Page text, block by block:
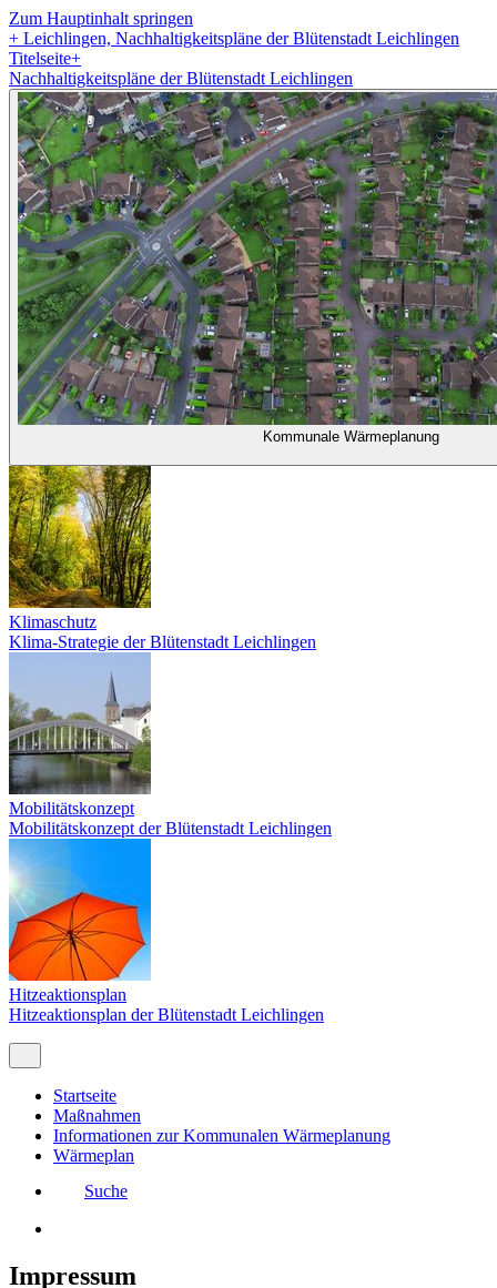
Zum Hauptinhalt springen
+ Leichlingen, Nachhaltigkeitspläne der Blütenstadt Leichlingen
Titelseite+
Nachhaltigkeitspläne der Blütenstadt Leichlingen
Kommunale Wärmeplanung
Klimaschutz
Klima-Strategie der Blütenstadt Leichlingen
Mobilitätskonzept
Mobilitätskonzept der Blütenstadt Leichlingen
Hitzeaktionsplan
Hitzeaktionsplan der Blütenstadt Leichlingen
Startseite
Maßnahmen
Informationen zur Kommunalen Wärmeplanung
Wärmeplan
Suche
Impressum